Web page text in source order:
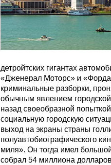
детройтских гигантах
«Дженерал Моторс» и
криминальные разборки,
обычным явлением
назад своеобразной
социальную городскую
выход на экраны страны
полуавтобиографического
миля». Он тогда имел
собрал 54 миллиона